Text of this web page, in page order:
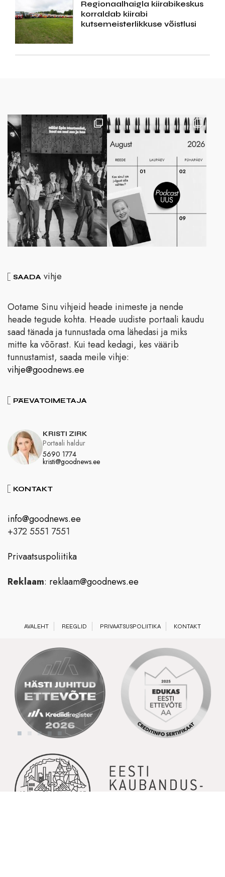
Regionaalhaigla kiirabikeskus
korraldab kiirabi
kutsemeisterlikkuse võistlusi
SAADA vihje
Ootame Sinu vihjeid heade inimeste ja nende
heade tegude kohta. Heade uudiste portaali kaudu
saad tänada ja tunnustada oma lähedasi ja miks
mitte ka võõrast. Kui tead kedagi, kes väärib
tunnustamist, saada meile vihje:
vihje@goodnews.ee
PÄEVATOIMETAJA
KRISTI ZIRK
5690 1774
kristi@goodnews.ee
Portaali haldur
KONTAKT
info@goodnews.ee
+372 5551 7551
Privaatsuspoliitika
Reklaam: reklaam@goodnews.ee
AVALEHT REEGLID PRIVAATSUSPOLIITIKA KONTAKT